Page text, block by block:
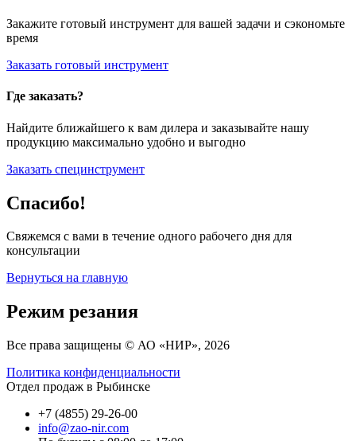
Закажите готовый инструмент для вашей задачи и сэкономьте
время
Заказать готовый инструмент
Где заказать?
Найдите ближайшего к вам дилера и заказывайте нашу
продукцию максимально удобно и выгодно
Заказать специнструмент
Спасибо!
Свяжемся с вами в течение одного рабочего дня для
консультации
Вернуться на главную
Режим резания
Все права защищены © АО «НИР», 2026
Политика конфиденциальности
Отдел продаж в Рыбинске
+7 (4855) 29-26-00
info@zao-nir.com